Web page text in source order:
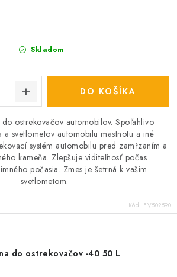
Skladom
DO KOŠÍKA
ostrekovačov automobilov. Spoľahlivo
a svetlometov automobilu mastnotu a iné
systém automobilu pred zamŕzaním a
kameňa. Zlepšuje viditeľnosť počas
počasia. Zmes je šetrná k vašim
svetlometom.
Kód: EV502590
do ostrekovačov -40 50 L